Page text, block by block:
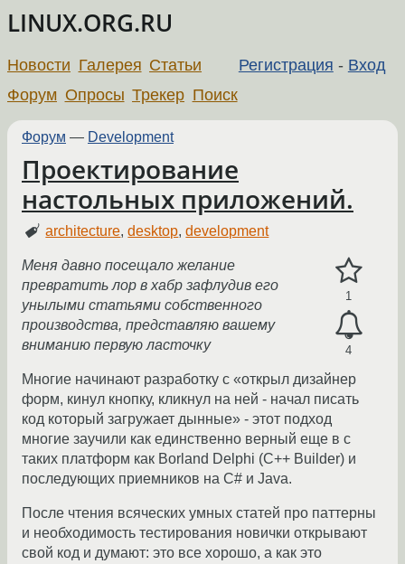
LINUX.ORG.RU
Регистрация - Вход
Новости Галерея Статьи
Форум Опросы Трекер Поиск
Форум — Development
Проектирование
настольных приложений.
architecture,desktop,development
1
4
Меня давно посещало желание
превратить лор в хабр зафлудив его
унылыми статьями собственного
производства, представляю вашему
вниманию первую ласточку
Многие начинают разработку с «открыл дизайнер
форм, кинул кнопку, кликнул на ней - начал писать
код который загружает дынные» - этот подход
многие заучили как единственно верный еще в с
таких платформ как Borland Delphi (C++ Builder) и
последующих приемников на C# и Java.
После чтения всяческих умных статей про паттерны
и необходимость тестирования новички открывают
свой код и думают: это все хорошо, а как это